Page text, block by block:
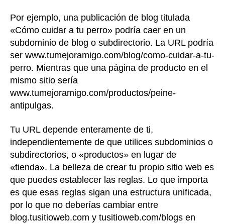
Por ejemplo, una publicación de blog titulada
«Cómo cuidar a tu perro» podría caer en un
subdominio de blog o subdirectorio. La URL podría
ser www.tumejoramigo.com/blog/como-cuidar-a-tu-
perro. Mientras que una página de producto en el
mismo sitio sería
www.tumejoramigo.com/productos/peine-
antipulgas.
Tu URL depende enteramente de ti,
independientemente de que utilices subdominios o
subdirectorios, o «productos» en lugar de
«tienda». La belleza de crear tu propio sitio web es
que puedes establecer las reglas. Lo que importa
es que esas reglas sigan una estructura unificada,
por lo que no deberías cambiar entre
blog.tusitioweb.com y tusitioweb.com/blogs en